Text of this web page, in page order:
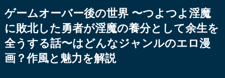
ゲームオーバー後の世界 〜つよつよ淫魔
に敗北した勇者が淫魔の養分として余生を
全うする話〜はどんなジャンルのエロ漫
画？作風と魅力を解説